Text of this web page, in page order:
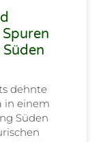
dehnte
in einem
Süden